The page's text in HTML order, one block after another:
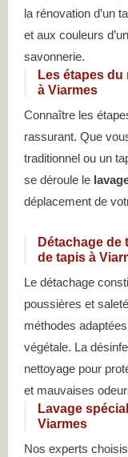
la rénovation d’un
et aux couleurs
savonnerie.
Les étapes
à Viarmes
Connaître les
rassurant. Que
traditionnel ou un
se déroule le
déplacement de
Détachage
de tapis à
Le détachage
poussières et
méthodes
végétale. La
nettoyage pour
et mauvaises
Lavage
Viarmes
Nos experts